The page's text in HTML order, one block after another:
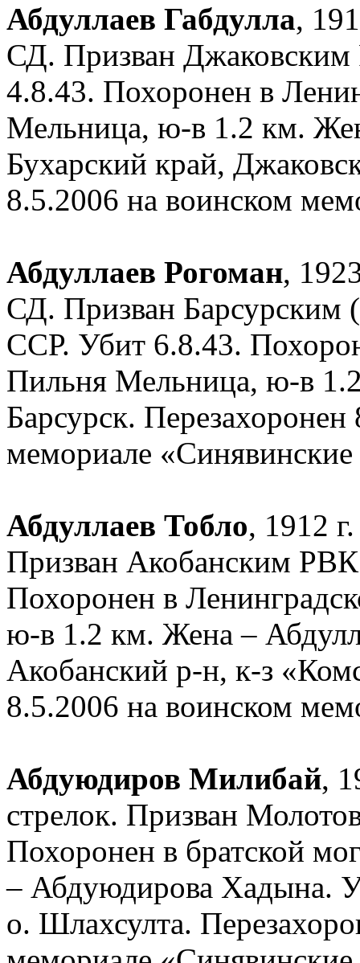
Абдуллаев Габдулла,
СД. Призван Джаковским
4.8.43. Похоронен в
Мельница, ю-в 1.2 км.
Бухарский край,
8.5.2006 на воинском
Абдуллаев Рогоман,
СД. Призван Барсурским
ССР. Убит 6.8.43.
Пильня Мельница, ю-в
Барсурск.
мемориале
Абдуллаев Тобло, 1912
Призван Акобанским РВК
Похоронен в
ю-в 1.2 км. Жена –
Акобанский р-н, к-з
8.5.2006 на воинском
Абдуюдиров Милибай,
стрелок. Призван
Похоронен в братской
– Абдуюдирова Хадына.
о. Шлахсулта.